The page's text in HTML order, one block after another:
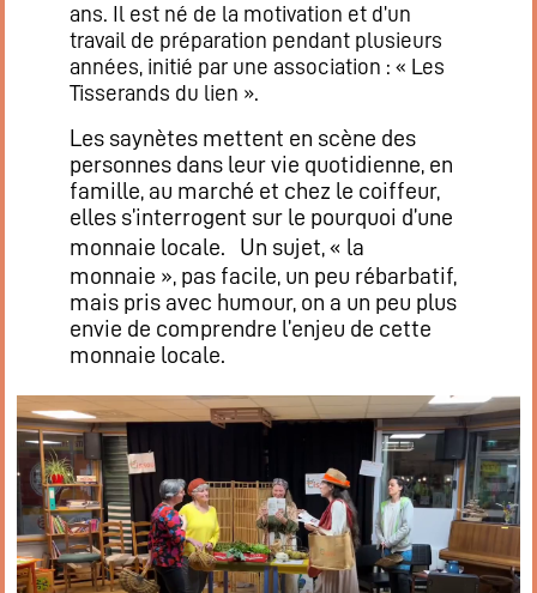
ans. Il est né de la motivation et d’un
travail de préparation pendant plusieurs
années, initié par une association : « Les
Tisserands du lien ».
Les saynètes mettent en scène des
personnes dans leur vie quotidienne, en
famille, au marché et chez le coiffeur,
elles s’interrogent sur le pourquoi d’une
monnaie locale. Un sujet, « la
monnaie », pas facile, un peu rébarbatif,
mais pris avec humour, on a un peu plus
envie de comprendre l’enjeu de cette
monnaie locale.